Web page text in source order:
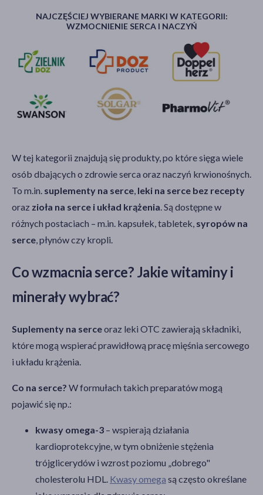
NAJCZĘŚCIEJ WYBIERANE MARKI W KATEGORII:
WZMOCNIENIE SERCA I NACZYŃ
W tej kategorii znajdują się produkty, po które sięga wiele
osób dbających o zdrowie serca oraz naczyń krwionośnych.
To m.in. suplementy na serce, leki na serce bez recepty
oraz zioła na serce i układ krążenia. Są dostępne w
różnych postaciach – m.in. kapsułek, tabletek, syropów na
serce, płynów czy kropli.
Co wzmacnia serce? Jakie witaminy i
minerały wybrać?
Suplementy na serceoraz leki OTC zawierają składniki,
które mogą wspierać prawidłową pracę mięśnia sercowego
i układu krążenia.
Co na serce? W formułach takich preparatów mogą
pojawić się np.:
kwasy omega-3 – wspierają działania
kardioprotekcyjne, w tym obniżenie stężenia
trójglicerydów i wzrost poziomu „dobrego"
cholesterolu HDL. Kwasy omega są często określane